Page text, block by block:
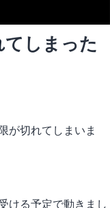
しまった
が切れてしまいま
ける予定で動きまし